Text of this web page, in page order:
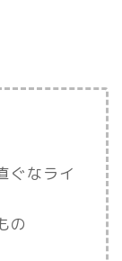
ぐなライ
の